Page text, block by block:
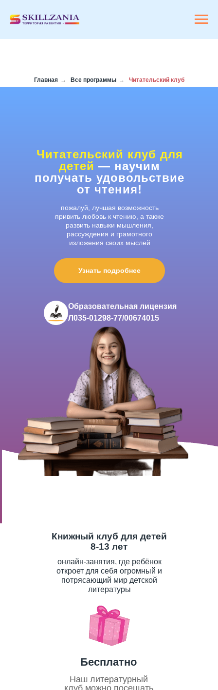
Главная → Все программы → Читательский клуб
Читательский клуб для
детей — научим
получать удовольствие
от чтения!
пожалуй, лучшая возможность
привить любовь к чтению, а также
развить навыки мышления,
рассуждения и грамотного
изложения своих мыслей
Узнать подробнее
Образовательная лицензия
Л035-01298-77/00674015
Наш литературный
клуб можно посещать
онлайн-занятия, где ребёнок
откроет для себя огромный и
потрясающий мир детской
литературы
Книжный клуб для детей
8-13 лет
Бесплатно